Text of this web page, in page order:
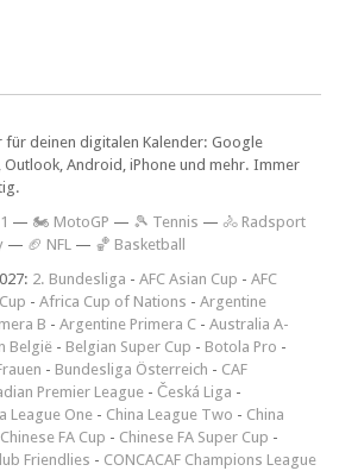
deinen digitalen Kalender: Google
Outlook, Android, iPhone und mehr. Immer
— 🏍 MotoGP — 🎾 Tennis — 🚴 Radsport
— 🏈 NFL — 🏀 Basketball
2. Bundesliga - AFC Asian Cup - AFC
- Africa Cup of Nations - Argentine
B - Argentine Primera C - Australia A-
België - Belgian Super Cup - Botola Pro -
- Bundesliga Österreich - CAF
Premier League - Česká Liga -
League One - China League Two - China
Chinese FA Cup - Chinese FA Super Cup -
Friendlies - CONCACAF Champions League